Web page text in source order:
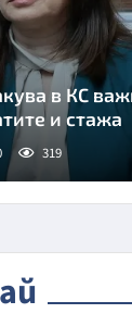
в КС
и стажа
319